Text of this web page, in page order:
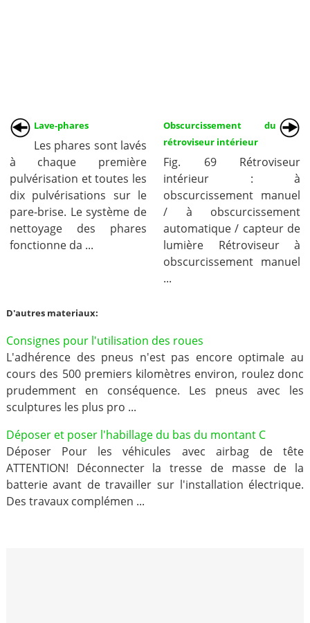
Lave-phares
Les phares sont lavés
à chaque première
pulvérisation et toutes les
dix pulvérisations sur le
pare-brise. Le système de
nettoyage des phares
fonctionne da ...
Obscurcissement du
rétroviseur intérieur
Fig. 69 Rétroviseur
intérieur : à
obscurcissement manuel
/ à obscurcissement
automatique / capteur de
lumière Rétroviseur à
obscurcissement manuel
...
D'autres materiaux:
Consignes pour l'utilisation des roues
L'adhérence des pneus n'est pas encore optimale au
cours des 500 premiers kilomètres environ, roulez donc
prudemment en conséquence. Les pneus avec les
sculptures les plus pro ...
Déposer et poser l'habillage du bas du montant C
Déposer Pour les véhicules avec airbag de tête
ATTENTION! Déconnecter la tresse de masse de la
batterie avant de travailler sur l'installation électrique.
Des travaux complémen ...